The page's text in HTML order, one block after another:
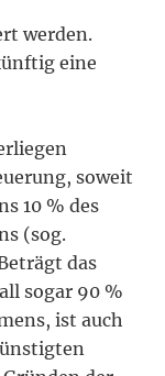
werden.
eine
soweit
10 % des
(sog.
das
sogar 90 %
ist auch